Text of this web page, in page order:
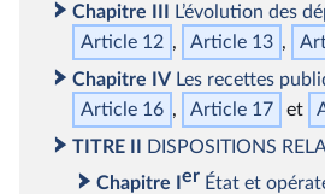
Chapitre III
L’évolution des
Article 12
Article 13
Chapitre IV Les recettes
Article 16
Article 17
TITRE II
DISPOSITIONS
Chapitre I er État et